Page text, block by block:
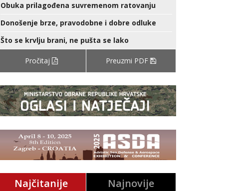
Obuka prilagođena suvremenom ratovanju
Donošenje brze, pravodobne i dobre odluke
Što se krvlju brani, ne pušta se lako
Pročitaj Preuzmi PDF
Najčitanije Najnovije